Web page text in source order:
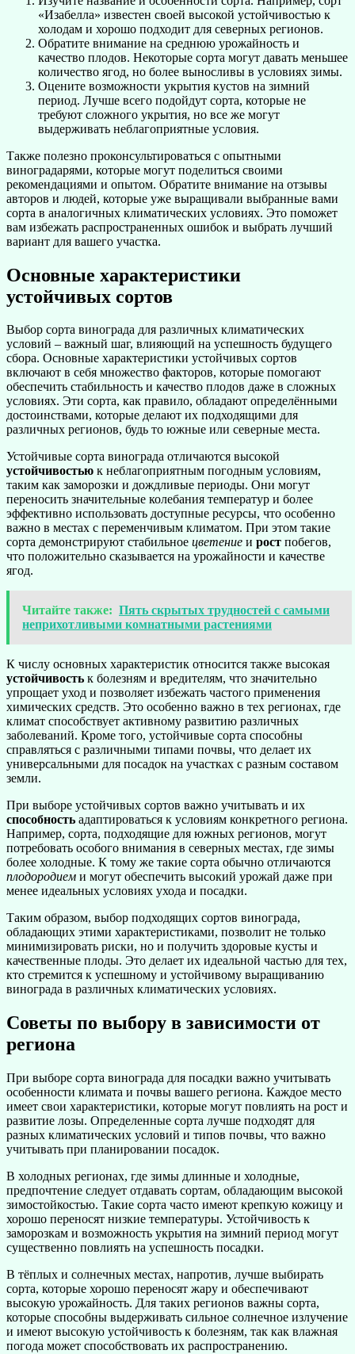
«Изабелла» известен своей высокой устойчивостью к
холодам и хорошо подходит для северных регионов.
Обратите внимание на среднюю урожайность и
качество плодов. Некоторые сорта могут давать меньшее
количество ягод, но более выносливы в условиях зимы.
Оцените возможности укрытия кустов на зимний
период. Лучше всего подойдут сорта, которые не
требуют сложного укрытия, но все же могут
выдерживать неблагоприятные условия.
Также полезно проконсультироваться с опытными
виноградарями, которые могут поделиться своими
рекомендациями и опытом. Обратите внимание на отзывы
авторов и людей, которые уже выращивали выбранные вами
сорта в аналогичных климатических условиях. Это поможет
вам избежать распространенных ошибок и выбрать лучший
вариант для вашего участка.
Основные характеристики
устойчивых сортов
Выбор сорта винограда для различных климатических
условий – важный шаг, влияющий на успешность будущего
сбора. Основные характеристики устойчивых сортов
включают в себя множество факторов, которые помогают
обеспечить стабильность и качество плодов даже в сложных
условиях. Эти сорта, как правило, обладают определёнными
достоинствами, которые делают их подходящими для
различных регионов, будь то южные или северные места.
Устойчивые сорта винограда отличаются высокой
устойчивостью к неблагоприятным погодным условиям,
таким как заморозки и дождливые периоды. Они могут
переносить значительные колебания температур и более
эффективно использовать доступные ресурсы, что особенно
важно в местах с переменчивым климатом. При этом такие
сорта демонстрируют стабильное цветение и рост побегов,
что положительно сказывается на урожайности и качестве
ягод.
Читайте также: Пять скрытых трудностей с самыми
неприхотливыми комнатными растениями
К числу основных характеристик относится также высокая
устойчивость к болезням и вредителям, что значительно
упрощает уход и позволяет избежать частого применения
химических средств. Это особенно важно в тех регионах, где
климат способствует активному развитию различных
заболеваний. Кроме того, устойчивые сорта способны
справляться с различными типами почвы, что делает их
универсальными для посадок на участках с разным составом
земли.
При выборе устойчивых сортов важно учитывать и их
способность адаптироваться к условиям конкретного региона.
Например, сорта, подходящие для южных регионов, могут
потребовать особого внимания в северных местах, где зимы
более холодные. К тому же такие сорта обычно отличаются
плодородием и могут обеспечить высокий урожай даже при
менее идеальных условиях ухода и посадки.
Таким образом, выбор подходящих сортов винограда,
обладающих этими характеристиками, позволит не только
минимизировать риски, но и получить здоровые кусты и
качественные плоды. Это делает их идеальной частью для тех,
кто стремится к успешному и устойчивому выращиванию
винограда в различных климатических условиях.
Советы по выбору в зависимости от
региона
При выборе сорта винограда для посадки важно учитывать
особенности климата и почвы вашего региона. Каждое место
имеет свои характеристики, которые могут повлиять на рост и
развитие лозы. Определенные сорта лучше подходят для
разных климатических условий и типов почвы, что важно
учитывать при планировании посадок.
В холодных регионах, где зимы длинные и холодные,
предпочтение следует отдавать сортам, обладающим высокой
зимостойкостью. Такие сорта часто имеют крепкую кожицу и
хорошо переносят низкие температуры. Устойчивость к
заморозкам и возможность укрытия на зимний период могут
существенно повлиять на успешность посадки.
В тёплых и солнечных местах, напротив, лучше выбирать
сорта, которые хорошо переносят жару и обеспечивают
высокую урожайность. Для таких регионов важны сорта,
которые способны выдерживать сильное солнечное излучение
и имеют высокую устойчивость к болезням, так как влажная
погода может способствовать их распространению.